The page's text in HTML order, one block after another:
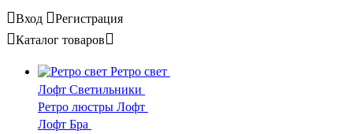
Вход
Регистрация
Каталог товаров
Ретро свет
Лофт Светильники
Ретро люстры Лофт
Лофт Бра